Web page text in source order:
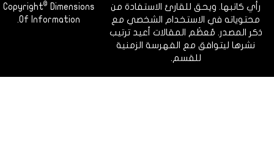
رأي كاتبها. ويحق للقارئ الاستفادة من
محتوياته في الاستخدام الشخصي مع
ذكر المصدر. مُعظَم المقالات أعيد ترتيب
نشرها ليتوافق مع الفهرسة الزمنية
للقسم.
Copyright©
Dimensions
Of Information.